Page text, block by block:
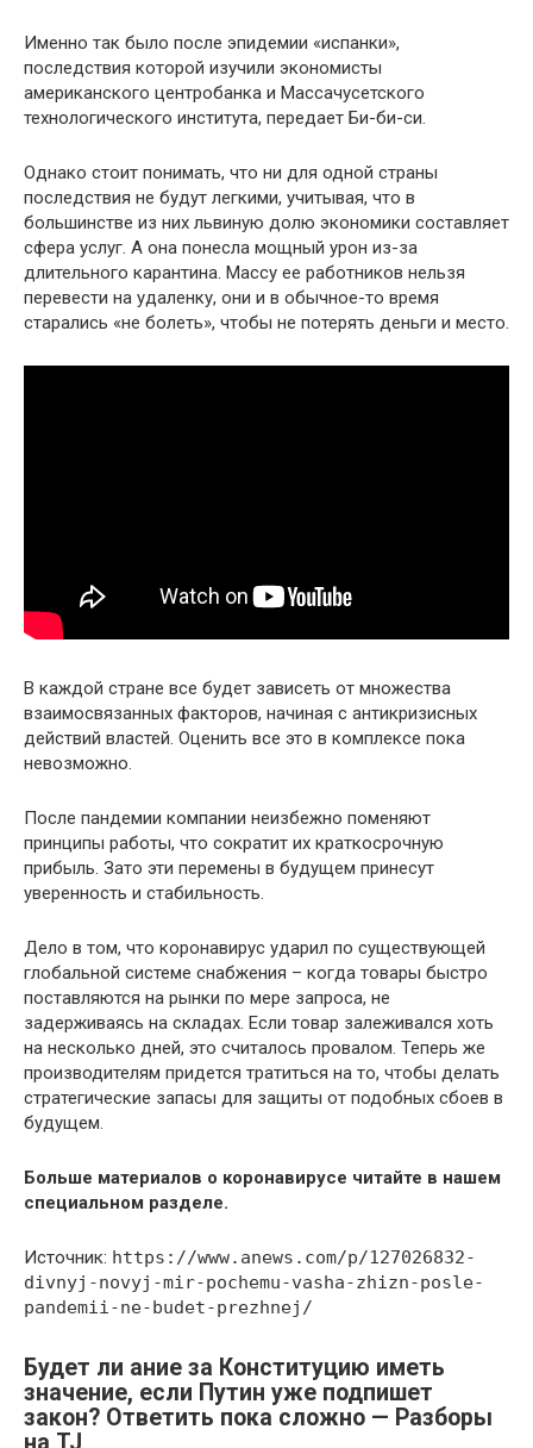
Именно так было после эпидемии «испанки»,
последствия которой изучили экономисты
американского центробанка и Массачусетского
технологического института, передает Би-би-си.
Однако стоит понимать, что ни для одной страны
последствия не будут легкими, учитывая, что в
большинстве из них львиную долю экономики составляет
сфера услуг. А она понесла мощный урон из-за
длительного карантина. Массу ее работников нельзя
перевести на удаленку, они и в обычное-то время
старались «не болеть», чтобы не потерять деньги и место.
В каждой стране все будет зависеть от множества
взаимосвязанных факторов, начиная с антикризисных
действий властей. Оценить все это в комплексе пока
невозможно.
После пандемии компании неизбежно поменяют
принципы работы, что сократит их краткосрочную
прибыль. Зато эти перемены в будущем принесут
уверенность и стабильность.
Дело в том, что коронавирус ударил по существующей
глобальной системе снабжения – когда товары быстро
поставляются на рынки по мере запроса, не
задерживаясь на складах. Если товар залеживался хоть
на несколько дней, это считалось провалом. Теперь же
производителям придется тратиться на то, чтобы делать
стратегические запасы для защиты от подобных сбоев в
будущем.
Больше материалов о коронавирусе читайте в нашем
специальном разделе.​
Источник: https://www.anews.com/p/127026832-
divnyj-novyj-mir-pochemu-vasha-zhizn-posle-
pandemii-ne-budet-prezhnej/
Будет ли ание за Конституцию иметь
значение, если Путин уже подпишет
закон? Ответить пока сложно — Разборы
на TJ